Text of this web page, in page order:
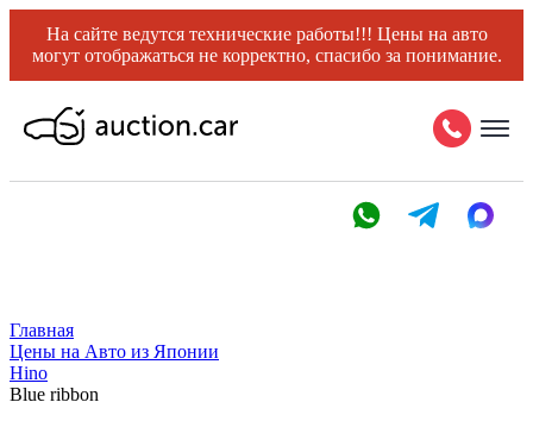
На сайте ведутся технические работы!!! Цены на авто
могут отображаться не корректно, спасибо за понимание.
Главная
Цены на Авто из Японии
Hino
Blue ribbon